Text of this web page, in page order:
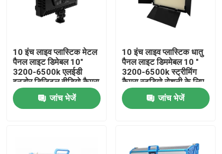
10 इंच लाइव प्लास्टिक मेटल
पैनल लाइट डिमेबल 10"
3200-6500k एलईडी
इनडोर डिजिटल वीडियो कैमरा
एलईडी लाइट
जांच भेजें
10 इंच लाइव प्लास्टिक धातु
पैनल लाइट डिममेबल 10 "
3200-6500k स्ट्रीमिंग
कैमरा स्टूडियो रोशनी के लिए
एलईडी वीडियो लाइट
वीडियोोग्राफीजांच भेजें